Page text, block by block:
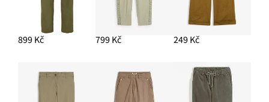
899 Kč 799 Kč 249 Kč